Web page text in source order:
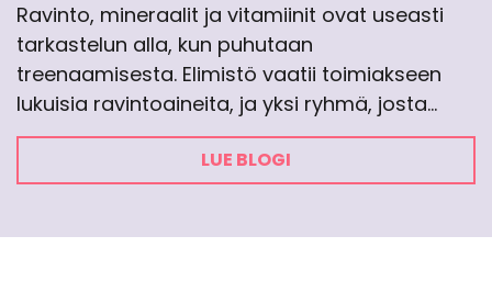
Ravinto, mineraalit ja vitamiinit ovat useasti
tarkastelun alla, kun puhutaan
treenaamisesta. Elimistö vaatii toimiakseen
lukuisia ravintoaineita, ja yksi ryhmä, josta…
LUE BLOGI